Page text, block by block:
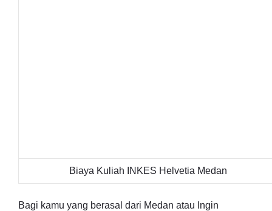
Biaya Kuliah INKES Helvetia Medan
Bagi kamu yang berasal dari Medan atau Ingin